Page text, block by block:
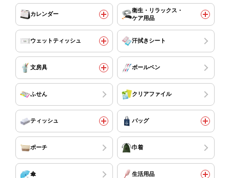
カレンダー
衛生・リラックス・
ケア用品
ウェットティッシュ 汗拭きシート
文房具 ボールペン
ふせん クリアファイル
ティッシュ バッグ
ポーチ 巾着
傘 生活用品